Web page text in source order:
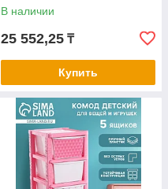
В наличии
25 552,25 ₸
Купить